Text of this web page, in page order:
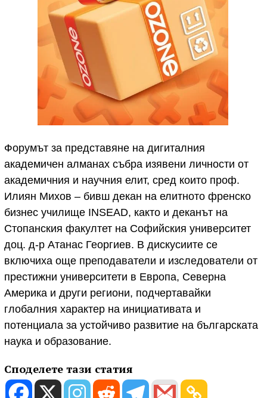
Форумът за представяне на дигиталния
академичен алманах събра изявени личности от
академичния и научния елит, сред които проф.
Илиян Михов – бивш декан на елитното френско
бизнес училище INSEAD, както и деканът на
Стопанския факултет на Софийския университет
доц. д-р Атанас Георгиев. В дискусиите се
включиха още преподаватели и изследователи от
престижни университети в Европа, Северна
Америка и други региони, подчертавайки
глобалния характер на инициативата и
потенциала за устойчиво развитие на българската
наука и образование.
Споделете тази статия